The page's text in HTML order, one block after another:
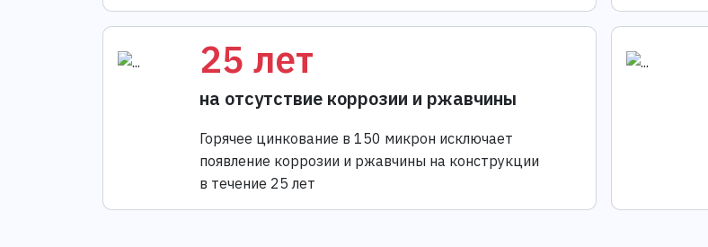
25 лет
на отсутствие коррозии и ржавчины
Горячее цинкование в 150 микрон исключает
появление коррозии и ржавчины на конструкции
в течение 25 лет